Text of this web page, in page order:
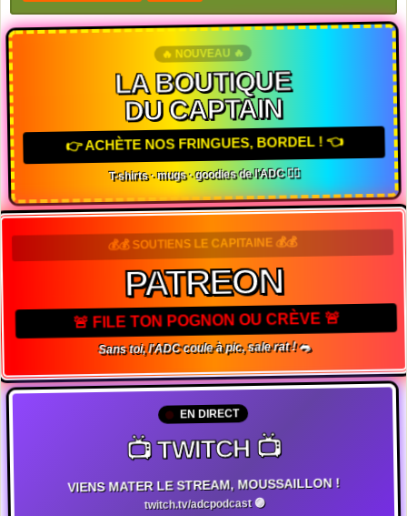
🔥 NOUVEAU 🔥
LA BOUTIQUE
DU CAPTAIN
👉 ACHÈTE NOS FRINGUES, BORDEL ! 👈
T-shirts · mugs · goodies de l'ADC 🏴‍☠️
💰💰 SOUTIENS LE CAPITAINE 💰💰
PATREON
🚨 FILE TON POGNON OU CRÈVE 🚨
Sans toi, l'ADC coule à pic, sale rat ! 🐀
EN DIRECT
📺 TWITCH 📺
VIENS MATER LE STREAM, MOUSSAILLON !
twitch.tv/adcpodcast 🟣